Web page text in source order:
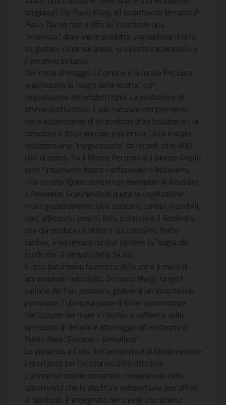
artigianali. Da Piano Margi all’incantevole terrazza di
Piano Tavole non è difficile incontrare una
“mannara”, dove viene prodotta una squisita ricotta,
da gustare calda sul posto, lo squisito caciocavallo e
il pecorino siciliano.
Nel mese di maggio il Comune e la locale Pro Loco
organizzano la “sagra della ricotta”, con
degustazione dei prodotti tipici. La produzione di
ottima ricotta trova il suo naturale complemento
nella elaborazione di straordinari dolci tradizionali: la
cassata è il dolce principe e proprio a Cinisi è stata
realizzata una “megacassata” da record, oltre 600
chili di bontà. Tra il Monte Pecoraro e il Monte Anello
ecco l’imponente bosco >anfocanale o Malaverra,
una lecceta (Quercus Ilex) con esemplari di Azeruolo
e Roverella. Scendendo di quota la vegetazione
muta gradatamente. Ulivi saraceni, carrubi, mandorli,
noci, albicocchi, peschi, fichi, pistacchi e il ficodindia,
che qui produce un dolce e succosissimo frutto
tardivo; a settembre da non perdere la “sagra del
ficodindia”, il simbolo della Sicilia.
Il ricco patrimonio faunistico della zona è meta di
appassionati naturalisti. Da piano Margi, lungo il
vallone del Furi, possiamo godere di un incantevole
panorama, l’ubertosa piana di Cinisi s’interrompe
nell’azzurro del mare e l’occhio si sofferma sulle
operazioni di decollo e atterraggio all’aeroporto di
Punta Raisi “Falcone – Borsellino”
La presenza a Cinisi dell’aeroporto è di fondamentale
importanza per l’economia della cittadina.
L’amministrazione comunale, consapevole delle
opportunità che la struttura aeroportuale può offrire
al territorio, è impegnata nel creare uno stretto